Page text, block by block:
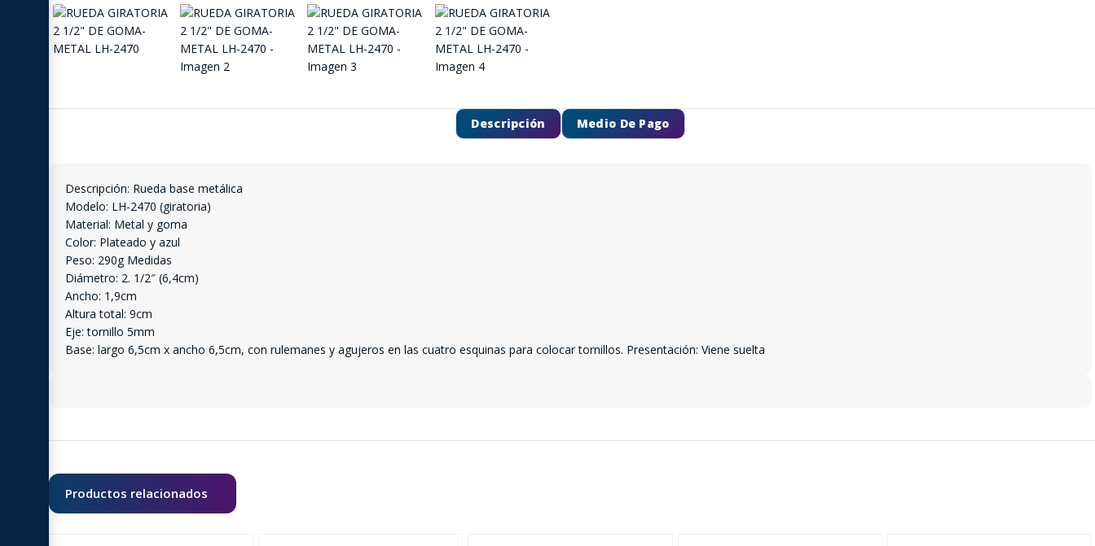
Descripción Medio De Pago
Descripción: Rueda base metálica
Modelo: LH-2470 (giratoria)
Material: Metal y goma
Color: Plateado y azul
Peso: 290g Medidas
Diámetro: 2. 1/2″ (6,4cm)
Ancho: 1,9cm
Altura total: 9cm
Eje: tornillo 5mm
Base: largo 6,5cm x ancho 6,5cm, con rulemanes y agujeros en las cuatro esquinas para colocar tornillos. Presentación: Viene suelta
Productos relacionados